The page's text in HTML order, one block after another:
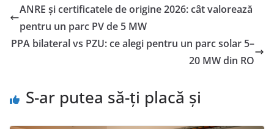
ANRE și certificatele de origine 2026: cât valorează
pentru un parc PV de 5 MW
PPA bilateral vs PZU: ce alegi pentru un parc solar 5–
20 MW din RO
S-ar putea să-ți placă și